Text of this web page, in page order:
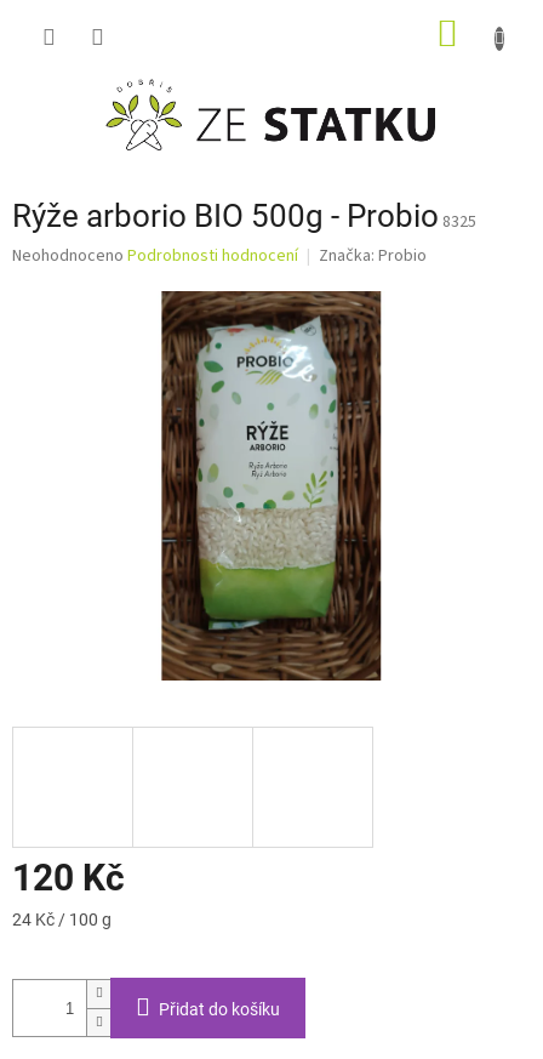
Rýže arborio BIO 500g - Probio 8325
Průměrné
Neohodnoceno Podrobnosti hodnocení Značka: Probio
120 Kč
Měrná
24 Kč / 100 g
Přidat do košíku